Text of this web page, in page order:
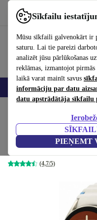
Sīkfailu
Mūsu sīkfaili galvenokārt ir
saturu. Lai tie pareizi
analizēt jūsu pārlūkošanas
reklāmas, izmantojot pirmās
laikā varat mainīt savus
informāciju par datu
datu apstrādātāja sīkfailu
PIEŅEMT
Izmantojiet refurbed ātri un
Viedtālruņi Portatīvie datori
Samsung Galaxy
40 mm | 4G | bēša | bēša
(4,7/5)